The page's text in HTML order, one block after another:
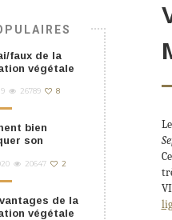
faux de la
végétale
26789 8
bien
son
20647 2
de la
végétale